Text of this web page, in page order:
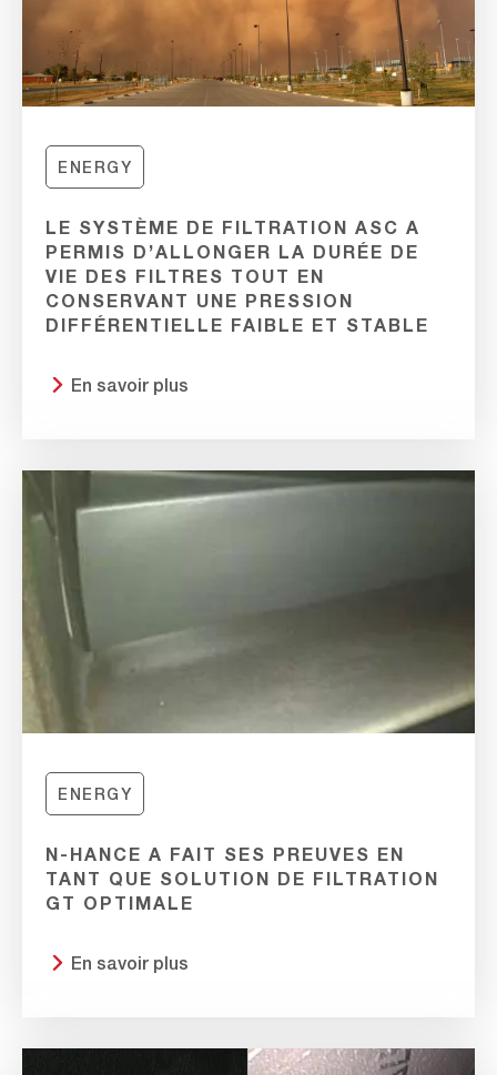
ENERGY
LE SYSTÈME DE FILTRATION ASC A
PERMIS D’ALLONGER LA DURÉE DE
VIE DES FILTRES TOUT EN
CONSERVANT UNE PRESSION
DIFFÉRENTIELLE FAIBLE ET STABLE
En savoir plus
ENERGY
N-HANCE A FAIT SES PREUVES EN
TANT QUE SOLUTION DE FILTRATION
GT OPTIMALE
En savoir plus